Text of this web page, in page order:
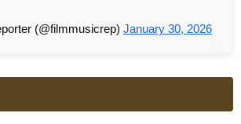
(@filmmusicrep) January 30, 2026